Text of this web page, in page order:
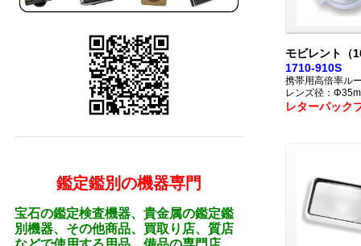
モビレント（
1710-910S
携帯用高倍率ル
レンズ径：
レターパック
鑑定鑑別の機器専門
宝石の鑑定検査機器、貴金属の鑑定鑑
別機器、その他商品、買取り店、質店